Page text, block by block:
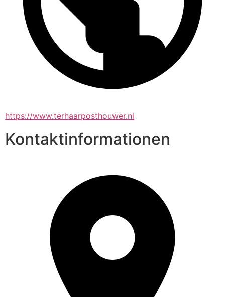
https://www.terhaarposthouwer.nl
Kontaktinformationen